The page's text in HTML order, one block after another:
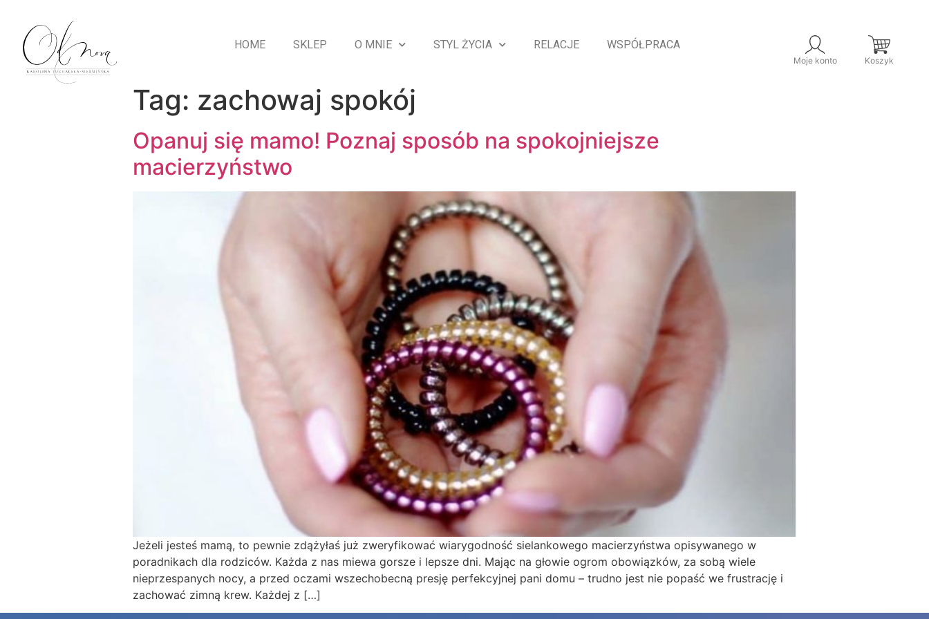
HOME SKLEP O MNIE STYL ŻYCIA RELACJE WSPÓŁPRACA
Moje konto Koszyk
Tag: zachowaj spokój
Opanuj się mamo! Poznaj sposób na spokojniejsze
macierzyństwo
Jeżeli jesteś mamą, to pewnie zdążyłaś już zweryfikować wiarygodność sielankowego macierzyństwa opisywanego w
poradnikach dla rodziców. Każda z nas miewa gorsze i lepsze dni. Mając na głowie ogrom obowiązków, za sobą wiele
nieprzespanych nocy, a przed oczami wszechobecną presję perfekcyjnej pani domu – trudno jest nie popaść we frustrację i
zachować zimną krew. Każdej z […]